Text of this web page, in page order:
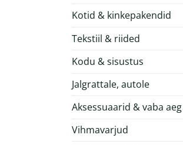
Kotid & kinkepakendid
Tekstiil & riided
Kodu & sisustus
Jalgrattale, autole
Aksessuaarid & vaba aeg
Vihmavarjud